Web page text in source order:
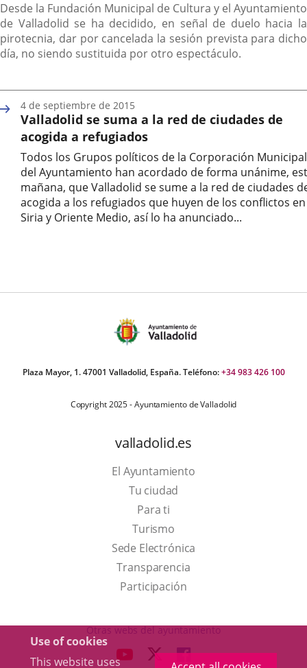
Use of cookies
This website uses
Desde la Fundación Municipal de Cultura y el Ayuntamiento
de Valladolid se ha decidido, en señal de duelo hacia la
pirotecnia, dar por cancelada la sesión prevista para dicho
día, no siendo sustituida por otro espectáculo.
Valladolid se suma a la red de ciudades de
acogida a refugiados
Todos los Grupos políticos de la Corporación Municipal
del Ayuntamiento han acordado de forma unánime,
mañana, que Valladolid se sume a la red de ciudades
acogida a los refugiados que huyen de los conflictos en
Siria y Oriente Medio, así lo ha anunciado...
4 de septiembre de 2015
Plaza Mayor, 1. 47001 Valladolid, España. Teléfono:+34 983 426 100
Copyright 2025 - Ayuntamiento de Valladolid
valladolid.es
El Ayuntamiento
Tu ciudad
Para ti
TurismoThis
link
will
open
a
up
Sede Electrónica
Transparencia
Participación
Otras webs del ayuntamiento
LINK LINKLINK